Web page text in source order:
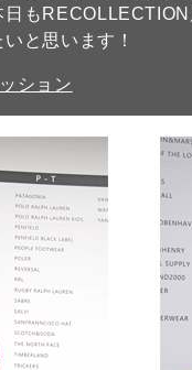
も
と思います！
ション